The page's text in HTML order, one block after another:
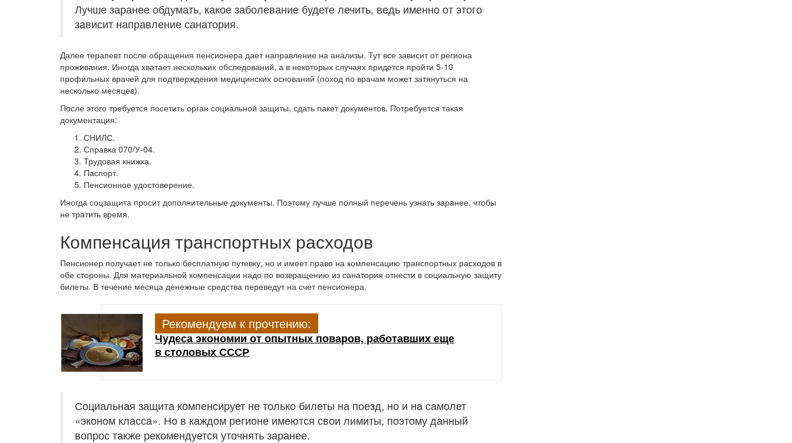
Лучше заранее обдумать, какое заболевание будете лечить, ведь именно от этого
зависит направление санатория.
Далее терапевт после обращения пенсионера дает направление на анализы. Тут все зависит от региона
проживания. Иногда хватает нескольких обследований, а в некоторых случаях придется пройти 5-10
профильных врачей для подтверждения медицинских оснований (поход по врачам может затянуться на
несколько месяцев).
После этого требуется посетить орган социальной защиты, сдать пакет документов. Потребуется такая
документация:
СНИЛС.
Справка 070/У-04.
Трудовая книжка.
Паспорт.
Пенсионное удостоверение.
Иногда соцзащита просит дополнительные документы. Поэтому лучше полный перечень узнать заранее, чтобы
не тратить время.
Компенсация транспортных расходов
Пенсионер получает не только бесплатную путевку, но и имеет право на компенсацию транспортных расходов в
обе стороны. Для материальной компенсации надо по возвращению из санатория отнести в социальную защиту
билеты. В течение месяца денежные средства переведут на счет пенсионера.
Рекомендуем к прочтению:
Чудеса экономии от опытных поваров, работавших еще
в столовых СССР
Социальная защита компенсирует не только билеты на поезд, но и на самолет
«эконом класса». Но в каждом регионе имеются свои лимиты, поэтому данный
вопрос также рекомендуется уточнять заранее.